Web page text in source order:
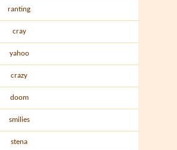
ranting
cray
yahoo
crazy
doom
smilies
stena